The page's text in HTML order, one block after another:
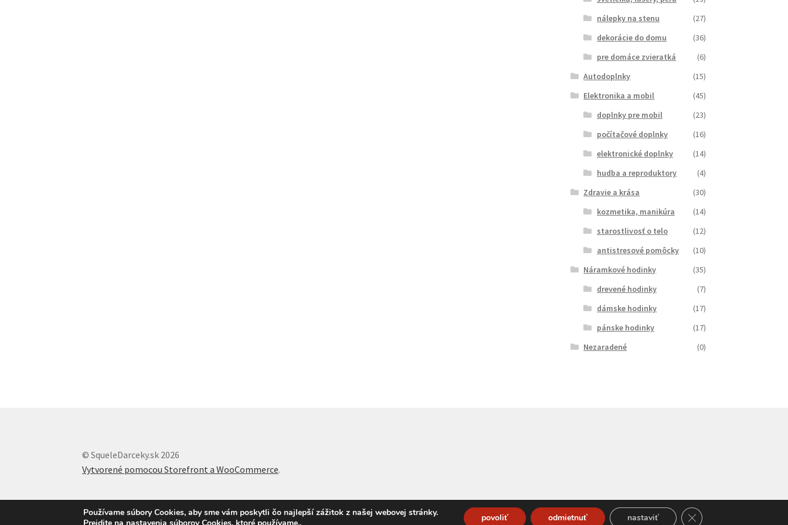
nálepky na stenu
(27)
dekorácie do domu
(36)
pre domáce zvieratká
(6)
Autodoplnky
(15)
Elektronika a mobil
(45)
doplnky pre mobil
(23)
počítačové doplnky
(16)
elektronické doplnky
(14)
hudba a reproduktory
(4)
Zdravie a krása
(30)
kozmetika, manikúra
(14)
starostlivosť o telo
(12)
antistresové pomôcky
(10)
Náramkové hodinky
(35)
drevené hodinky
(7)
dámske hodinky
(17)
pánske hodinky
(17)
Nezaradené
(0)
© SqueleDarceky.sk 2026
Vytvorené pomocou Storefront a WooCommerce.
Používame súbory Cookies, aby sme vám poskytli čo najlepší zážitok z našej webovej stránky.
povoliť odmietnuť nastaviť Close GDPR Cookie